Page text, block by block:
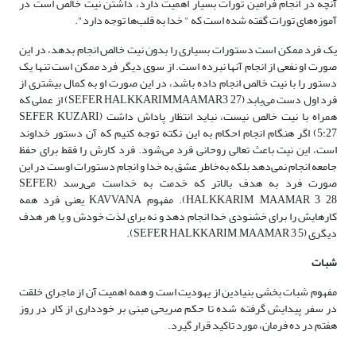
آموزه‌های تورات گفته شده است که " خدا به قلب‌ها توجه دارد".
یک فرد ممکن است دستورات بسیاری را بدون نیت خالص انجام بدهد، در این
صورت او نفعی از انجام آنها نبرده است. از سوی دیگر فرد ممکن است تنها یک
دستور را با نیت خالص انجام داده باشد، در این صورت او به کمال بیشتری از
فرد اول دست می‌یابد (SEFER HALKKARIM,MAAMAR3 27) از عملی که
همراه با نیت خالص نیست، نباید انتظار پاداش داشت (SEFER KUZARI
5:27) اگر هنگام انجام احکام به این نکته توجه کنیم که آن دستور خداوند
است، این نیت باعث تعالی روحانی فرد می‌شود. فرد کارش را فقط برای حفظ
جامعه انجام نمی‌دهد بلکه به‌خاطر عشق به خدا و انجام دستورات اوست در این
صورت فرد به هدف بالاتر که خدمت به خداست می‌رسد (SEFER
HALKKARIM ,MAAMAR 3 28). مفهوم KAVVANA یعنی فرد همه
کارهایش را برای خشنودی خدا انجام دهد و نه برای لذت خودش و یا هر هدف
دیگری (SEFER HALKKARIM ,MAAMAR 3 5).
شبات
مفهوم شبات بخشی بنیادین از یهودیت است و همه اهمیت آن از ماجرای خلقت
در سفر پیدایش گرفته شده تا حکم صریحی مبنی بر خودداری از کار در روز
هفتم در ده فرمان، مورد تاکید قرار گیرد.